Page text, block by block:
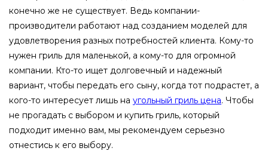
конечно же не существует. Ведь компании-
производители работают над созданием моделей для
удовлетворения разных потребностей клиента. Кому-то
нужен гриль для маленькой, а кому-то для огромной
компании. Кто-то ищет долговечный и надежный
вариант, чтобы передать его сыну, когда тот подрастет, а
кого-то интересует лишь на угольный гриль цена. Чтобы
не прогадать с выбором и купить гриль, который
подходит именно вам, мы рекомендуем серьезно
отнестись к его выбору.